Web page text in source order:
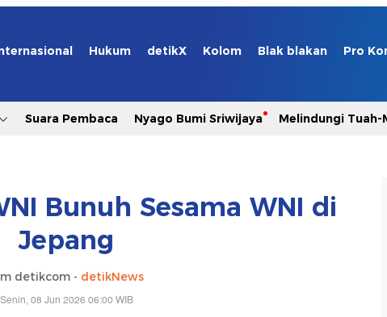
Hukum detikX Kolom Blak blakan Pro
Suara Pembaca Nyago Bumi Sriwijaya Melindungi Tuah-
Bunuh Sesama WNI di
Jepang
detikcom - detikNews
Senin, 08 Jun 2026 06:00 WIB